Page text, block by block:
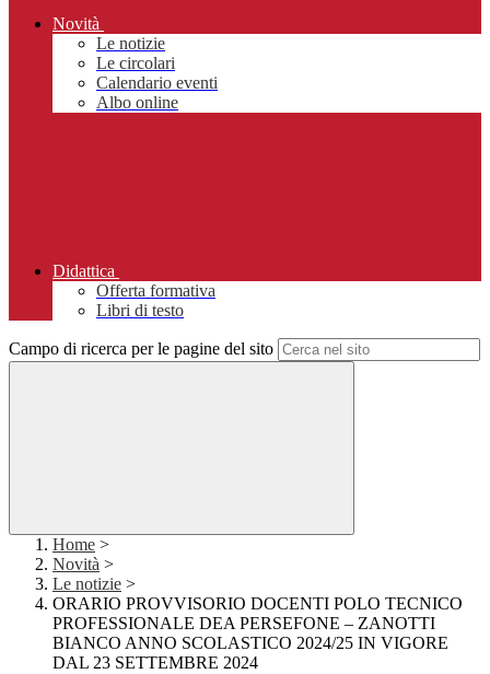
Novità
Le notizie
Le circolari
Calendario eventi
Albo online
Didattica
Offerta formativa
Libri di testo
Campo di ricerca per le pagine del sito
Home >
Novità >
Le notizie >
ORARIO PROVVISORIO DOCENTI POLO TECNICO
PROFESSIONALE DEA PERSEFONE – ZANOTTI
BIANCO ANNO SCOLASTICO 2024/25 IN VIGORE
DAL 23 SETTEMBRE 2024